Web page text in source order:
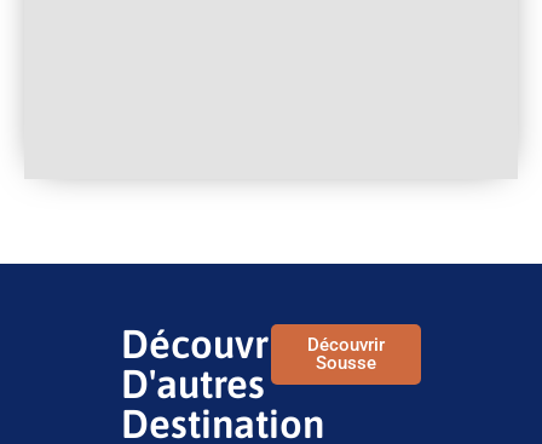
Découvrir
D'autres
Destination
Découvrir
Sousse